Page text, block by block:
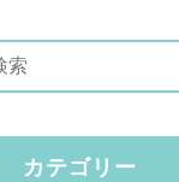
カテゴリー